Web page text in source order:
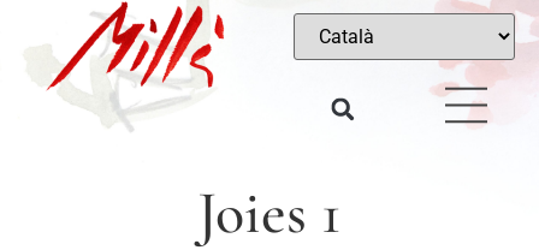
Joies 1